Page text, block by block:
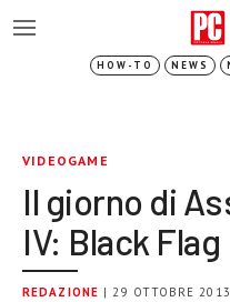
HOW-TO NEWS
VIDEOGAME
Il giorno di
IV: Black Flag
REDAZIONE | 29 OTTOBRE 2013